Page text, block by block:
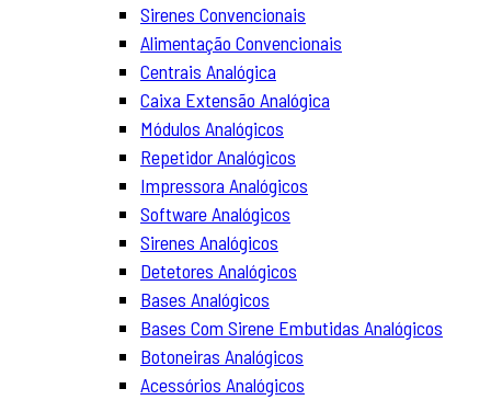
Sirenes Convencionais
Alimentação Convencionais
Centrais Analógica
Caixa Extensão Analógica
Módulos Analógicos
Repetidor Analógicos
Impressora Analógicos
Software Analógicos
Sirenes Analógicos
Detetores Analógicos
Bases Analógicos
Bases Com Sirene Embutidas Analógicos
Botoneiras Analógicos
Acessórios Analógicos